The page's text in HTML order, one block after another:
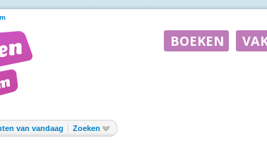
van vandaag Zoeken